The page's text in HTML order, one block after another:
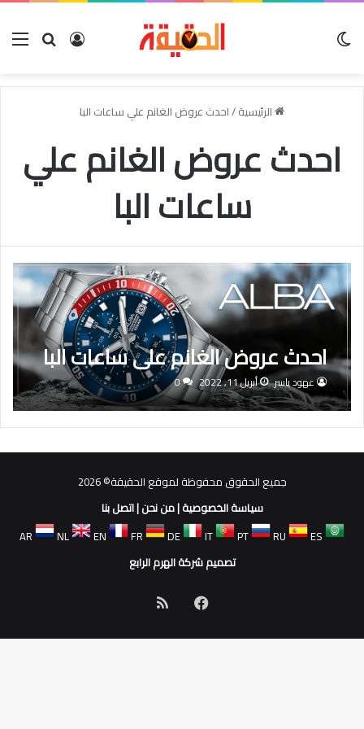
بحث عنتسجيل
الرئيسية/احدث عروض الغانم علي ساعات البا
احدث عروض الغانم علي
ساعات البا
احدث عروض الغانم علي ساعات البا
عهود ياسر أبريل 11, 2022 0
جميع الحقوق محفوظة لموقع الحقيقة© 2026
سياسة الخصوصية|من نحن|اتصل بنا
AR
NL EN FR DE IT PT RU
ES
تصميم شركة الهرم الرابع
فيسبوك
الموقع